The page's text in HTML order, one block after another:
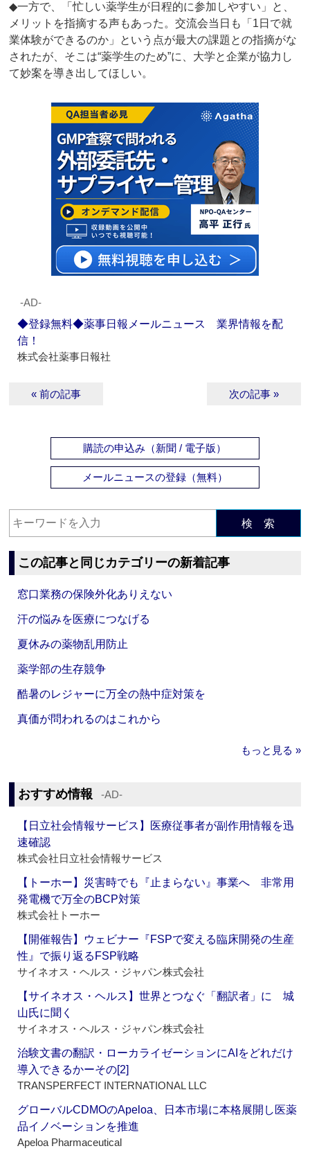
◆一方で、「忙しい薬学生が日程的に参加しやすい」と、
メリットを指摘する声もあった。交流会当日も「1日で就
業体験ができるのか」という点が最大の課題との指摘がな
されたが、そこは“薬学生のため”に、大学と企業が協力し
て妙案を導き出してほしい。
‐AD‐
◆登録無料◆薬事日報メールニュース 業界情報を配
信！
株式会社薬事日報社
« 前の記事 次の記事 »
購読の申込み（新聞 / 電子版）
メールニュースの登録（無料）
検 索
この記事と同じカテゴリーの新着記事
窓口業務の保険外化ありえない
汗の悩みを医療につなげる
夏休みの薬物乱用防止
薬学部の生存競争
酷暑のレジャーに万全の熱中症対策を
真価が問われるのはこれから
もっと見る »
おすすめ情報 ‐AD‐
【日立社会情報サービス】医療従事者が副作用情報を迅
速確認
株式会社日立社会情報サービス
【トーホー】災害時でも『止まらない』事業へ 非常用
発電機で万全のBCP対策
株式会社トーホー
【開催報告】ウェビナー『FSPで変える臨床開発の生産
性』で振り返るFSP戦略
サイネオス・ヘルス・ジャパン株式会社
【サイネオス・ヘルス】世界とつなぐ「翻訳者」に 城
山氏に聞く
サイネオス・ヘルス・ジャパン株式会社
治験文書の翻訳・ローカライゼーションにAIをどれだけ
導入できるかーその[2]
TRANSPERFECT INTERNATIONAL LLC
グローバルCDMOのApeloa、日本市場に本格展開し医薬
品イノベーションを推進
Apeloa Pharmaceutical